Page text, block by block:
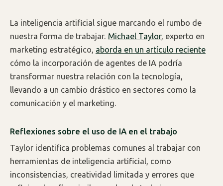
La inteligencia artificial sigue marcando el rumbo de
nuestra forma de trabajar. Michael Taylor, experto en
marketing estratégico, aborda en un artículo reciente
cómo la incorporación de agentes de IA podría
transformar nuestra relación con la tecnología,
llevando a un cambio drástico en sectores como la
comunicación y el marketing.
Reflexiones sobre el uso de IA en el trabajo
Taylor identifica problemas comunes al trabajar con
herramientas de inteligencia artificial, como
inconsistencias, creatividad limitada y errores que